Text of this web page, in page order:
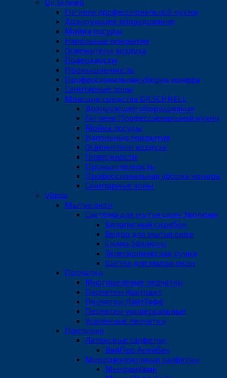
Гигиена профессиональной кухни
Дозирующее оборудование
Мойка посуды
Напольные покрытия
Освежители воздуха
Поверхности
Промышленность
Профессиональная уборка номера
Санитарные зоны
Моющие средства DR.SCHNELL
Дозирующее оборудование
Гигиена Профессиональной кухни
Мойка посуды
Напольные покрытия
Освежители воздуха
Поверхности
Промышленность
Профессиональная уборка номера
Санитарные зоны
Vileda
Мытьё окон
Система для мытья окон Эволюшн
Безопасный скребок
Ведро для мытья окон
Склиз Эволюшн
Телескопическая ручка
Щетка для мытья окон
Перчатки
Многоцелевые перчатки
Перчатки Контракт
Перчатки ЛайтТафф
Перчатки универсальные
Усиленные перчатки
Протирка
Латексные салфетки
ВайПро Антибак
Микроволоконные салфетки
МикронКвик